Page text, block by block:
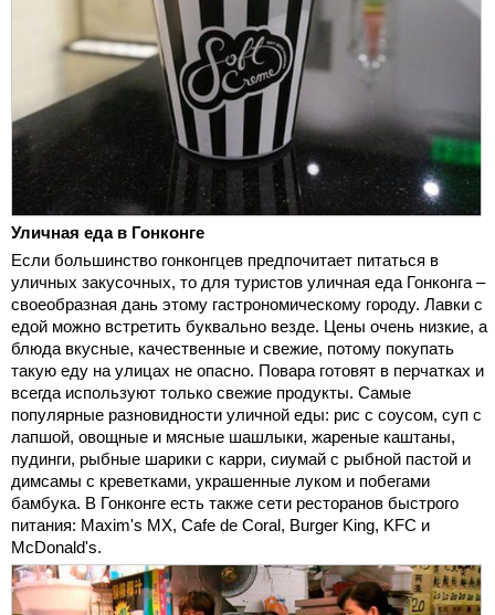
Уличная еда в Гонконге
Если большинство гонконгцев предпочитает питаться в
уличных закусочных, то для туристов уличная еда Гонконга –
своеобразная дань этому гастрономическому городу. Лавки с
едой можно встретить буквально везде. Цены очень низкие, а
блюда вкусные, качественные и свежие, потому покупать
такую еду на улицах не опасно. Повара готовят в перчатках и
всегда используют только свежие продукты. Самые
популярные разновидности уличной еды: рис с соусом, суп с
лапшой, овощные и мясные шашлыки, жареные каштаны,
пудинги, рыбные шарики с карри, сиумай с рыбной пастой и
димсамы с креветками, украшенные луком и побегами
бамбука. В Гонконге есть также сети ресторанов быстрого
питания: Maxim's MX, Cafe de Coral, Burger King, KFC и
McDonald's.